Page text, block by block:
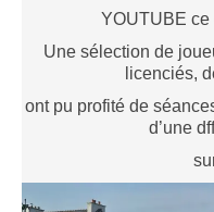
Saison 2017-2018
Saison 2016-2017
Saison 2015-2016
Saison 2012-2013
YOUTUBE ce
Une sélection de
licenciés,
ont pu profité de
d’une